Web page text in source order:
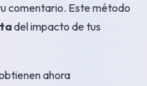
comentario. Este método
del impacto de tus
ahora